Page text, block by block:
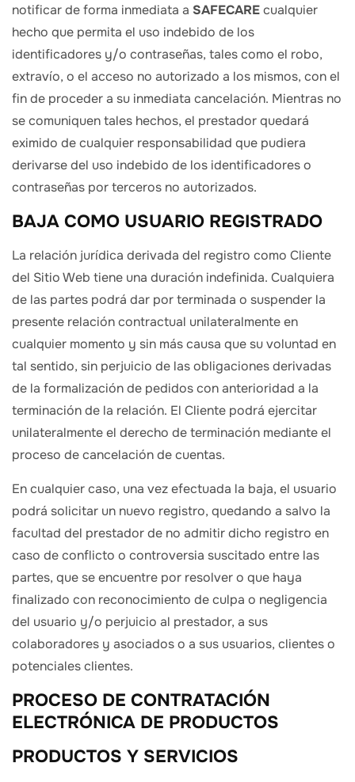
notificar de forma inmediata a SAFECAREcualquier
hecho que permita el uso indebido de los
identificadores y/o contraseñas, tales como el robo,
extravío, o el acceso no autorizado a los mismos, con el
fin de proceder a su inmediata cancelación. Mientras no
se comuniquen tales hechos, el prestador quedará
eximido de cualquier responsabilidad que pudiera
derivarse del uso indebido de los identificadores o
contraseñas por terceros no autorizados.
BAJA COMO USUARIO REGISTRADO
La relación jurídica derivada del registro como Cliente
del Sitio Web tiene una duración indefinida. Cualquiera
de las partes podrá dar por terminada o suspender la
presente relación contractual unilateralmente en
cualquier momento y sin más causa que su voluntad en
tal sentido, sin perjuicio de las obligaciones derivadas
de la formalización de pedidos con anterioridad a la
terminación de la relación. El Cliente podrá ejercitar
unilateralmente el derecho de terminación mediante el
proceso de cancelación de cuentas.
En cualquier caso, una vez efectuada la baja, el usuario
podrá solicitar un nuevo registro, quedando a salvo la
facultad del prestador de no admitir dicho registro en
caso de conflicto o controversia suscitado entre las
partes, que se encuentre por resolver o que haya
finalizado con reconocimiento de culpa o negligencia
del usuario y/o perjuicio al prestador, a sus
colaboradores y asociados o a sus usuarios, clientes o
potenciales clientes.
PROCESO DE CONTRATACIÓN
ELECTRÓNICA DE PRODUCTOS
PRODUCTOS Y SERVICIOS